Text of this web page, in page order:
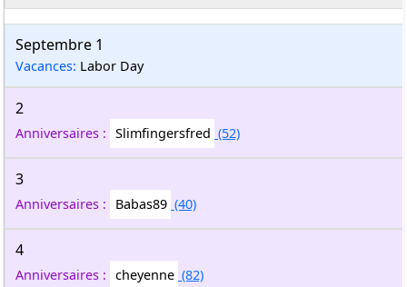
Septembre 1
Vacances: Labor Day
2
Anniversaires : Slimfingersfred (52)
3
Anniversaires : Babas89 (40)
4
Anniversaires : cheyenne (82)